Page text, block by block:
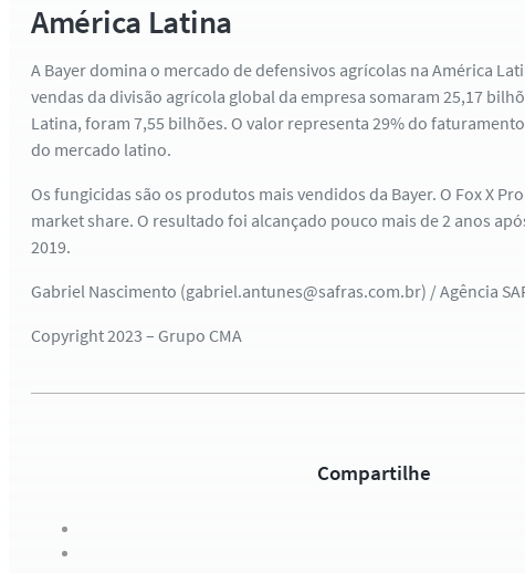
América Latina
A Bayer domina o mercado de defensivos agrícolas na América
vendas da divisão agrícola global da empresa somaram 25,17
Latina, foram 7,55 bilhões. O valor representa 29% do
do mercado latino.
Os fungicidas são os produtos mais vendidos da Bayer. O Fox X
market share. O resultado foi alcançado pouco mais de 2 anos
2019.
Gabriel Nascimento (gabriel.antunes@safras.com.br) / Agência
Copyright 2023 – Grupo CMA
Compartilhe